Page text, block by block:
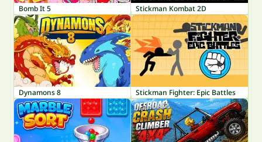
Bomb It 5 Stickman Kombat 2D
Dynamons 8 Stickman Fighter: Epic Battles